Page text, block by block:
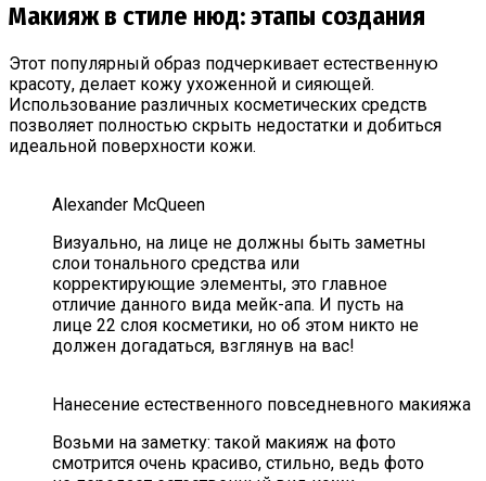
Макияж в стиле нюд: этапы создания
Этот популярный образ подчеркивает естественную
красоту, делает кожу ухоженной и сияющей.
Использование различных косметических средств
позволяет полностью скрыть недостатки и добиться
идеальной поверхности кожи.
Alexander McQueen
Визуально, на лице не должны быть заметны
слои тонального средства или
корректирующие элементы, это главное
отличие данного вида мейк-апа. И пусть на
лице 22 слоя косметики, но об этом никто не
должен догадаться, взглянув на вас!
Нанесение естественного повседневного макияжа
Возьми на заметку: такой макияж на фото
смотрится очень красиво, стильно, ведь фото